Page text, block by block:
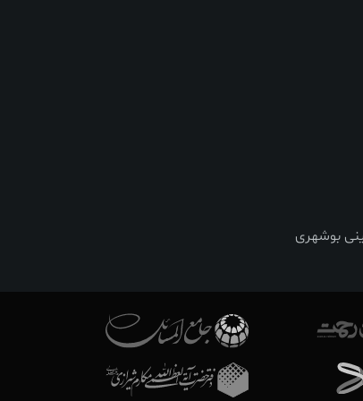
بوشهری